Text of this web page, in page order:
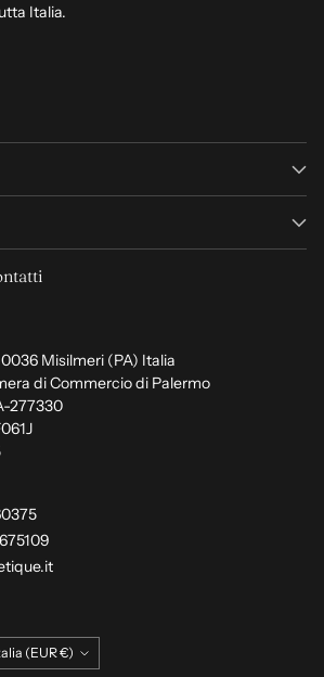
Italia.
Misilmeri (PA) Italia
di Commercio di Palermo
277330
Italia (EUR €)